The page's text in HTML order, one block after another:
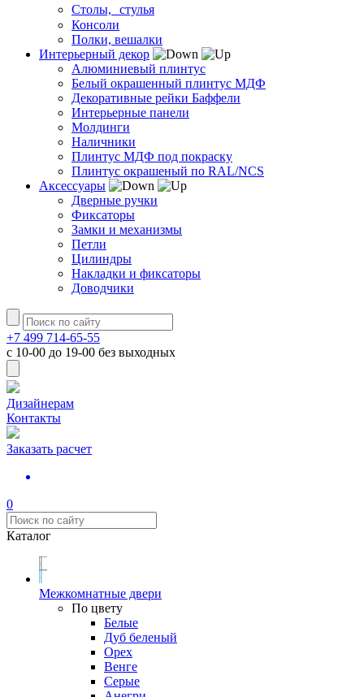
Столы, стулья
Консоли
Полки, вешалки
Интерьерный декор
Алюминиевый плинтус
Белый окрашенный плинтус МДФ
Декоративные рейки Баффели
Интерьерные панели
Молдинги
Наличники
Плинтус МДФ под покраску
Плинтус окрашеный по RAL/NCS
Аксессуары
Дверные ручки
Фиксаторы
Замки и механизмы
Петли
Цилиндры
Накладки и фиксаторы
Доводчики
+7 499 714-65-55
с 10-00 до 19-00 без выходных
Дизайнерам
Контакты
Заказать расчет
0
Каталог
Межкомнатные двери
По цвету
Белые
Дуб беленый
Орех
Венге
Серые